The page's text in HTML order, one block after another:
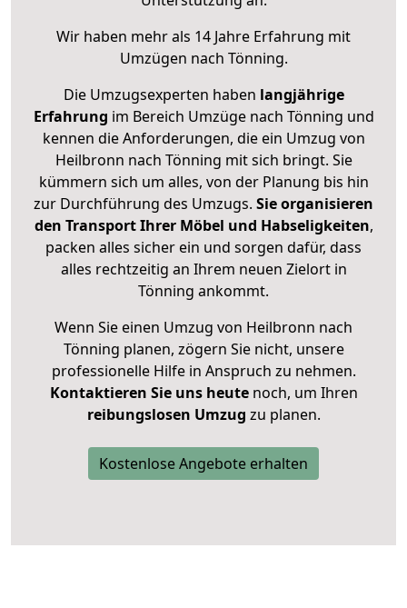
Wir haben mehr als 14 Jahre Erfahrung mit
Umzügen nach Tönning.
Die Umzugsexperten haben langjährige
Erfahrung im Bereich Umzüge nach Tönning und
kennen die Anforderungen, die ein Umzug von
Heilbronn nach Tönning mit sich bringt. Sie
kümmern sich um alles, von der Planung bis hin
zur Durchführung des Umzugs. Sie organisieren
den Transport Ihrer Möbel und Habseligkeiten,
packen alles sicher ein und sorgen dafür, dass
alles rechtzeitig an Ihrem neuen Zielort in
Tönning ankommt.
Wenn Sie einen Umzug von Heilbronn nach
Tönning planen, zögern Sie nicht, unsere
professionelle Hilfe in Anspruch zu nehmen.
Kontaktieren Sie uns heutenoch, um Ihren
reibungslosen Umzug zu planen.
Kostenlose Angebote erhalten